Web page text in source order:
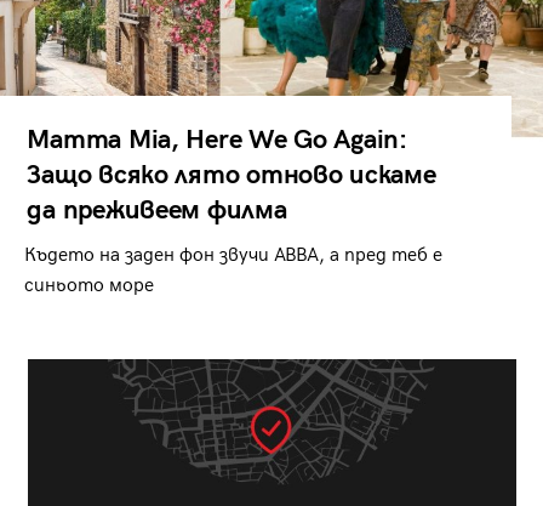
Mamma Mia, Here We Go Again:
Защо всяко лято отново искаме
да преживеем филма
Където на заден фон звучи ABBA, а пред теб е
синьото море